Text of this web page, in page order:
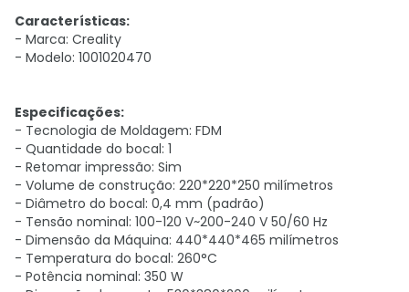
Características:
- Marca: Creality
- Modelo: 1001020470
Especificações:
- Tecnologia de Moldagem: FDM
- Quantidade do bocal: 1
- Retomar impressão: Sim
- Volume de construção: 220*220*250 milímetros
- Diâmetro do bocal: 0,4 mm (padrão)
- Tensão nominal: 100-120 V~200-240 V 50/60 Hz
- Dimensão da Máquina: 440*440*465 milímetros
- Temperatura do bocal: 260°C
- Potência nominal: 350 W